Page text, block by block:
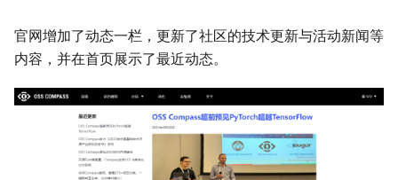
官网增加了动态一栏，更新了社区的技术更新与活动新闻等
内容，并在首页展示了最近动态。